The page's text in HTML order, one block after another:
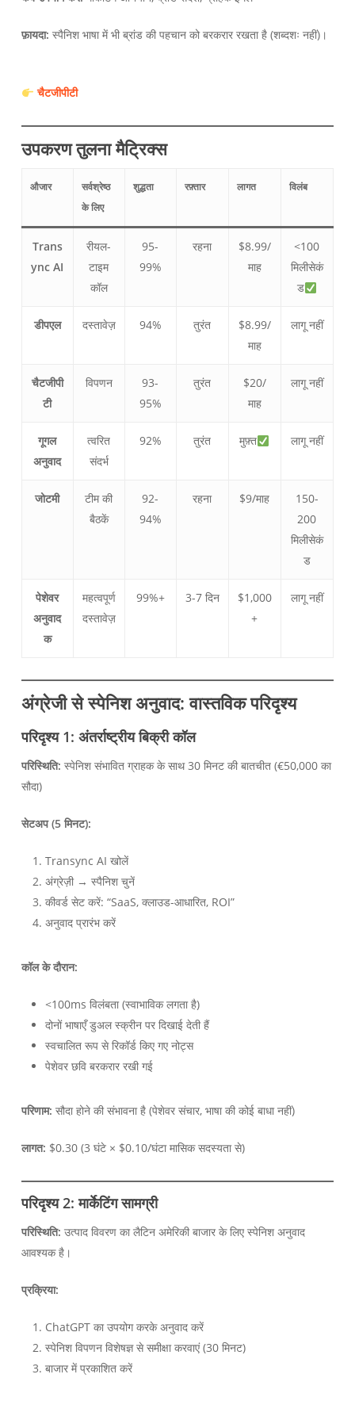
फ़ायदा: स्पैनिश भाषा में भी ब्रांड की पहचान को बरकरार रखता है (शब्दशः नहीं)।
चैटजीपीटी
उपकरण तुलना मैट्रिक्स
औजार
सर्वश्रेष्ठ
के लिए
शुद्धता रफ़्तार लागत विलंब
Trans
ync AI
रीयल-
टाइम
कॉल
95-
99%
रहना
$8.99/
माह
<100
मिलीसेकं
ड
डीपएल दस्तावेज़ 94% तुरंत
$8.99/
माह
लागू नहीं
चैटजीपी
टी
विपणन
93-
95%
तुरंत
$20/
माह
लागू नहीं
गूगल
अनुवाद
त्वरित
संदर्भ
92% तुरंत मुफ़्त लागू नहीं
जोटमी
टीम की
बैठकें
92-
94%
रहना $9/माह
150-
200
मिलीसेकं
ड
पेशेवर
अनुवाद
क
महत्वपूर्ण
दस्तावेज़
99%+ 3-7 दिन
$1,000
+
लागू नहीं
अंग्रेजी से स्पेनिश अनुवाद: वास्तविक परिदृश्य
परिदृश्य 1: अंतर्राष्ट्रीय बिक्री कॉल
परिस्थिति: स्पेनिश संभावित ग्राहक के साथ 30 मिनट की बातचीत (€50,000 का
सौदा)
सेटअप (5 मिनट):
Transync AI खोलें
अंग्रेज़ी → स्पैनिश चुनें
कीवर्ड सेट करें: “SaaS, क्लाउड-आधारित, ROI”
अनुवाद प्रारंभ करें
कॉल के दौरान:
<100ms विलंबता (स्वाभाविक लगता है)
दोनों भाषाएँ डुअल स्क्रीन पर दिखाई देती हैं
स्वचालित रूप से रिकॉर्ड किए गए नोट्स
पेशेवर छवि बरकरार रखी गई
परिणाम: सौदा होने की संभावना है (पेशेवर संचार, भाषा की कोई बाधा नहीं)
लागत: $0.30 (3 घंटे × $0.10/घंटा मासिक सदस्यता से)
परिदृश्य 2: मार्केटिंग सामग्री
परिस्थिति: उत्पाद विवरण का लैटिन अमेरिकी बाजार के लिए स्पेनिश अनुवाद
आवश्यक है।
प्रक्रिया:
ChatGPT का उपयोग करके अनुवाद करें
स्पेनिश विपणन विशेषज्ञ से समीक्षा करवाएं (30 मिनट)
बाजार में प्रकाशित करें